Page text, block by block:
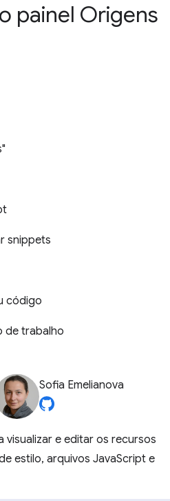
painel Origens
snippets
código
de trabalho
Sofia Emelianova
visualizar e editar os recursos
estilo, arquivos JavaScript e